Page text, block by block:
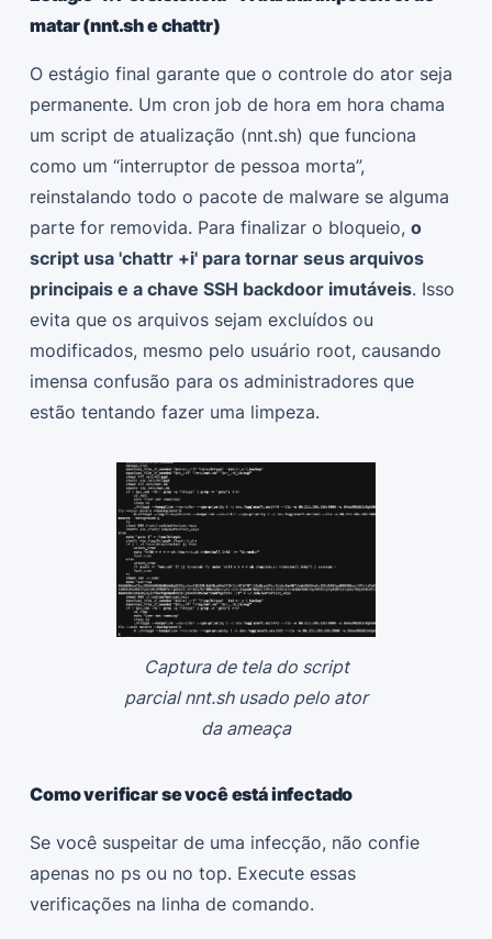
matar (nnt.sh e chattr)
O estágio final garante que o controle do ator seja
permanente. Um cron job de hora em hora chama
um script de atualização (nnt.sh) que funciona
como um “interruptor de pessoa morta”,
reinstalando todo o pacote de malware se alguma
parte for removida. Para finalizar o bloqueio,o
script usa 'chattr +i' para tornar seus arquivos
principais e a chave SSH backdoor imutáveis. Isso
evita que os arquivos sejam excluídos ou
modificados, mesmo pelo usuário root, causando
imensa confusão para os administradores que
estão tentando fazer uma limpeza.
Captura de tela do script
parcial nnt.sh usado pelo ator
da ameaça
Como verificar se você está infectado
Se você suspeitar de uma infecção, não confie
apenas no ps ou no top. Execute essas
verificações na linha de comando.